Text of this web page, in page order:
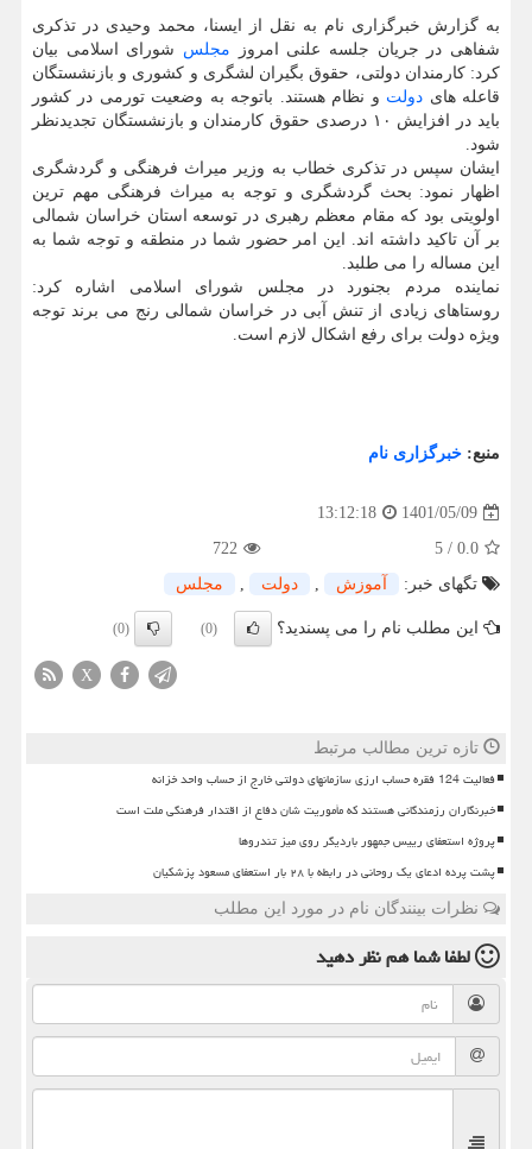
به گزارش خبرگزاری نام به نقل از ایسنا، محمد وحیدی در تذکری
شفاهی در جریان جلسه علنی امروز مجلس شورای اسلامی بیان
کرد: کارمندان دولتی، حقوق بگیران لشگری و کشوری و بازنشستگان
قاعله های دولت و نظام هستند. باتوجه به وضعیت تورمی در کشور
باید در افزایش ۱۰ درصدی حقوق کارمندان و بازنشستگان تجدیدنظر
شود.
ایشان سپس در تذکری خطاب به وزیر میراث فرهنگی و گردشگری
اظهار نمود: بحث گردشگری و توجه به میراث فرهنگی مهم ترین
اولویتی بود که مقام معظم رهبری در توسعه استان خراسان شمالی
بر آن تاکید داشته اند. این امر حضور شما در منطقه و توجه شما به
این مساله را می طلبد.
نماینده مردم بجنورد در مجلس شورای اسلامی اشاره کرد:
روستاهای زیادی از تنش آبی در خراسان شمالی رنج می برند توجه
ویژه دولت برای رفع اشکال لازم است.
منبع: خبرگزاری نام
1401/05/09
13:12:18
0.0
/
5
722
تگهای خبر:
آموزش , دولت , مجلس
این مطلب نام را می پسندید؟ (0)
(0)
X
تازه ترین مطالب مرتبط
فعالیت 124 فقره حساب ارزی سازمانهای دولتی خارج از حساب واحد خزانه
خبرنگاران رزمندگانی هستند که مأموریت شان دفاع از اقتدار فرهنگی ملت است
پروژه استعفای رییس جمهور باردیگر روی میز تندروها
پشت پرده ادعای یک روحانی در رابطه با ۲۸ بار استعفای مسعود پزشکیان
نظرات بینندگان نام در مورد این مطلب
لطفا شما همنظر دهید